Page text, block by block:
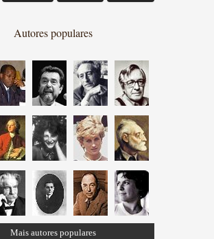
Autores populares
Mais autores populares